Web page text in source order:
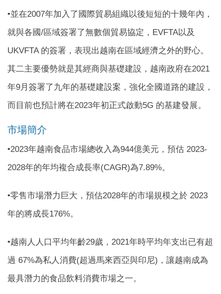
•並在2007年加入了國際貿易組織以後短短的十幾年內，
就與各國/區域簽署了無數個貿易協定，EVFTA以及
UKVFTA 的簽署，表現出越南在區域經濟之外的野心。
其二主要優勢就是其經商與基礎建設，越南政府在2021
年9月簽署了九年的基礎建設案，強化全國道路的建設，
而目前也預計將在2023年初正式啟動5G 的基建發展。
市場簡介
•2023年越南食品市場總收入為944億美元，預估 2023-
2028年的年均複合成長率(CAGR)為7.89%。
•零售市場潛力巨大，預估2028年的市場規模之於 2023
年的將成長176%。
•越南人人口平均年齡29歲，2021年時平均年支出已有超
過 67%為私人消費(超過馬來西亞與印尼)，讓越南成為
最具潛力的食品飲料消費市場之一。